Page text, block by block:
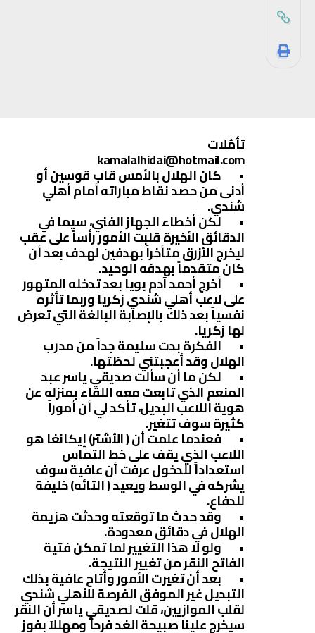
تأمُلات
kamalalhidai@hotmail.com
• كان الهلال بالأمس قاب قوسين أو
أدنى من حصد نقاط مباراته أمام أهلي
شندي.
• لكن أخطاء الجهاز الفني، سيما في
الدقائق الأخيرة قلبت الأمور رأساً على عقب
ليخرج الأزرق متأخراً بهدفين لهدف بعد أن
كان متقدماً بهدفه الوحيد.
• أخرج أحمد آدم بويا بعد تدخله المتهور
على لاعب أهلي شندي زكريا وربما تأثره
نفسياً بعد ذلك بالإصابة البالغة التي تعرض
لها زكريا.
• الفكرة بدت سليمة جداً من مدرب
الهلال وقد أعجبتني لحظتها.
• لكن ما أن سألت صديقي ياسر عبد
المنعم الذي تابعت معه اللقاء بمنزله عن
هوية اللاعب البديل، تأكد لي أن أموراً
كثيرة سوف تتغير.
• فعندما علمت أن ( الأشتر) إيكانغا هو
اللاعب الذي يقف على خط التماس
استعداداً للدخول عرفت أن عافية سوف
يشركه في الوسط ويعيد ( التائه) خليفة
للدفاع.
• وقد حدث ما توقعته وحدثت هزيمة
الهلال في دقائق معدودة.
• ولو لا هذا التغيير لما تمكن فتية
الفاتح النقر من تغيير النتيجة.
• بعد أن تغيرت الأمور وأتاح عافية بذلك
التبديل غير الموفق الفرصة للأهلي شندي
لقلب الموازيين، قلت لصديقي ياسر أن النقر
سيخرج علينا صبيحة الغد فرحاً ومهللاً بفوز